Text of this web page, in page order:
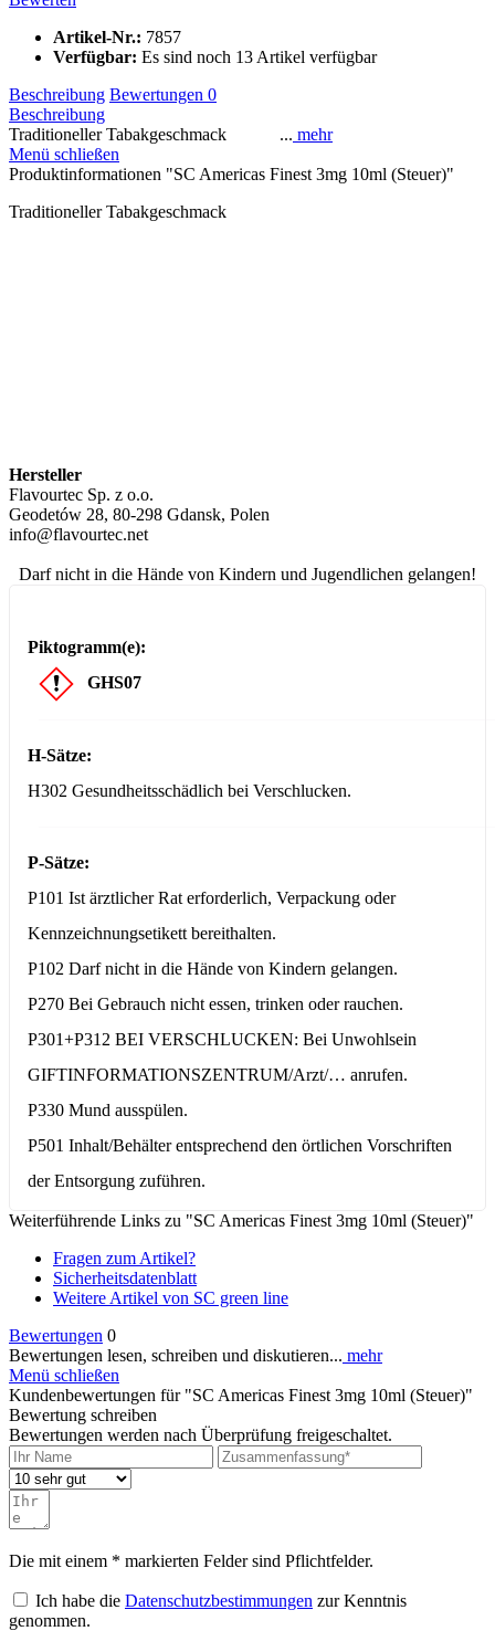
Artikel-Nr.: 7857
Verfügbar: Es sind noch 13 Artikel verfügbar
Beschreibung Bewertungen 0
Beschreibung
Traditioneller Tabakgeschmack ... mehr
Menü schließen
Produktinformationen "SC Americas Finest 3mg 10ml (Steuer)"
Traditioneller Tabakgeschmack
Hersteller
Flavourtec Sp. z o.o.
Geodetów 28, 80-298 Gdansk, Polen
info@flavourtec.net
Darf nicht in die Hände von Kindern und Jugendlichen gelangen!
Piktogramm(e):
GHS07
H-Sätze:
H302 Gesundheitsschädlich bei Verschlucken.
P-Sätze:
P101 Ist ärztlicher Rat erforderlich, Verpackung oder
Kennzeichnungsetikett bereithalten.
P102 Darf nicht in die Hände von Kindern gelangen.
P270 Bei Gebrauch nicht essen, trinken oder rauchen.
P301+P312 BEI VERSCHLUCKEN: Bei Unwohlsein
GIFTINFORMATIONSZENTRUM/Arzt/… anrufen.
P330 Mund ausspülen.
P501 Inhalt/Behälter entsprechend den örtlichen Vorschriften
der Entsorgung zuführen.
Weiterführende Links zu "SC Americas Finest 3mg 10ml (Steuer)"
Fragen zum Artikel?
Sicherheitsdatenblatt
Weitere Artikel von SC green line
Bewertungen 0
Bewertungen lesen, schreiben und diskutieren... mehr
Menü schließen
Kundenbewertungen für "SC Americas Finest 3mg 10ml (Steuer)"
Bewertung schreiben
Bewertungen werden nach Überprüfung freigeschaltet.
Die mit einem * markierten Felder sind Pflichtfelder.
Ich habe die Datenschutzbestimmungen zur Kenntnis
genommen.